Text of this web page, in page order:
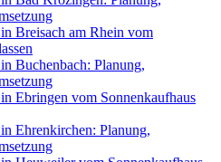
Breisach am Rhein vom
Buchenbach: Planung,
Ebringen vom Sonnenkaufhaus
Ehrenkirchen: Planung,